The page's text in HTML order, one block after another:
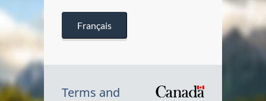
Français
Terms and